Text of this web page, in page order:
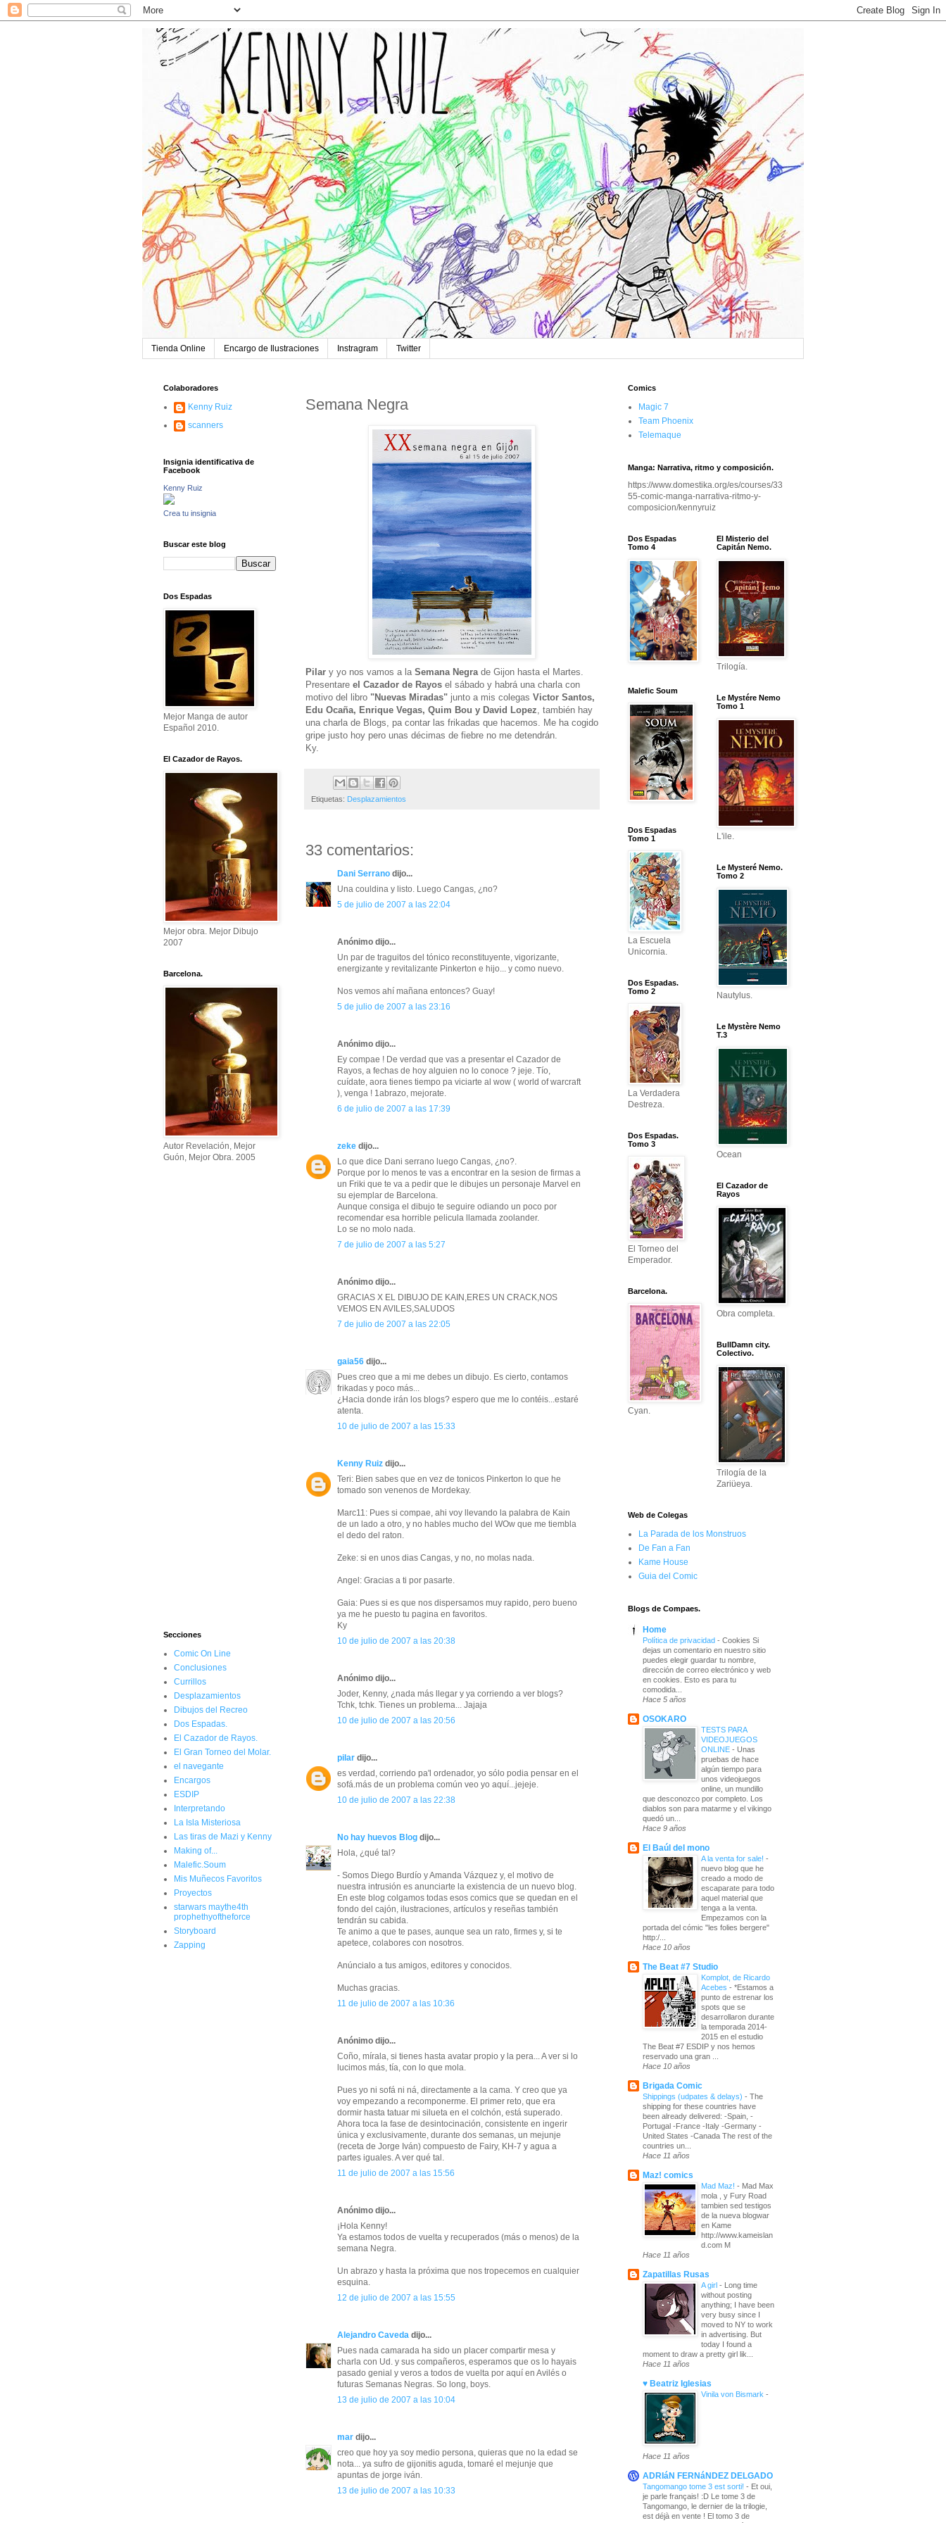
Tienda Online Encargo de Ilustraciones Instragram Twitter
Semana Negra
Pilar y yo nos vamos a la Semana Negrade Gijon hasta el Martes.
Presentare el Cazador de Rayos el sábado y habrá una charla con
motivo del libro "Nuevas Miradas" junto a mis colegas Victor Santos,
Edu Ocaña, Enrique Vegas, Quim Bou y David Lopez, también hay
una charla de Blogs, pa contar las frikadas que hacemos. Me ha cogido
gripe justo hoy pero unas décimas de fiebre no me detendrán.
Ky.
Etiquetas: Desplazamientos
33 comentarios:
Dani Serrano dijo...
Una couldina y listo. Luego Cangas, ¿no?
5 de julio de 2007 a las 22:04
Anónimo dijo...
Un par de traguitos del tónico reconstituyente, vigorizante,
energizante y revitalizante Pinkerton e hijo... y como nuevo.
Nos vemos ahí mañana entonces? Guay!
5 de julio de 2007 a las 23:16
Anónimo dijo...
Ey compae ! De verdad que vas a presentar el Cazador de
Rayos, a fechas de hoy alguien no lo conoce ? jeje. Tío,
cuídate, aora tienes tiempo pa viciarte al wow ( world of warcraft
), venga ! 1abrazo, mejorate.
6 de julio de 2007 a las 17:39
zeke dijo...
Lo que dice Dani serrano luego Cangas, ¿no?.
Porque por lo menos te vas a encontrar en la sesion de firmas a
un Friki que te va a pedir que le dibujes un personaje Marvel en
su ejemplar de Barcelona.
Aunque consiga el dibujo te seguire odiando un poco por
recomendar esa horrible pelicula llamada zoolander.
Lo se no molo nada.
7 de julio de 2007 a las 5:27
Anónimo dijo...
GRACIAS X EL DIBUJO DE KAIN,ERES UN CRACK,NOS
VEMOS EN AVILES,SALUDOS
7 de julio de 2007 a las 22:05
gaia56 dijo...
Pues creo que a mi me debes un dibujo. Es cierto, contamos
frikadas y poco más...
¿Hacia donde irán los blogs? espero que me lo contéis...estaré
atenta.
10 de julio de 2007 a las 15:33
Kenny Ruiz dijo...
Teri: Bien sabes que en vez de tonicos Pinkerton lo que he
tomado son venenos de Mordekay.
Marc11: Pues si compae, ahi voy llevando la palabra de Kain
de un lado a otro, y no hables mucho del WOw que me tiembla
el dedo del raton.
Zeke: si en unos dias Cangas, y no, no molas nada.
Angel: Gracias a ti por pasarte.
Gaia: Pues si es que nos dispersamos muy rapido, pero bueno
ya me he puesto tu pagina en favoritos.
Ky
10 de julio de 2007 a las 20:38
Anónimo dijo...
Joder, Kenny, ¿nada más llegar y ya corriendo a ver blogs?
Tchk, tchk. Tienes un problema... Jajaja
10 de julio de 2007 a las 20:56
pilar dijo...
es verdad, corriendo pa'l ordenador, yo sólo podia pensar en el
sofá.más de un problema común veo yo aquí...jejeje.
10 de julio de 2007 a las 22:38
No hay huevos Blog dijo...
Hola, ¿qué tal?
- Somos Diego Burdío y Amanda Vázquez y, el motivo de
nuestra intrusión es anunciarte la existencia de un nuevo blog.
En este blog colgamos todas esos comics que se quedan en el
fondo del cajón, ilustraciones, artículos y reseñas también
tendrán su cabida.
Te animo a que te pases, aunque sea un rato, firmes y, si te
apetece, colabores con nosotros.
Anúncialo a tus amigos, editores y conocidos.
Muchas gracias.
11 de julio de 2007 a las 10:36
Anónimo dijo...
Coño, mírala, si tienes hasta avatar propio y la pera... A ver si lo
lucimos más, tía, con lo que mola.
Pues yo ni sofá ni ná, directamente a la cama. Y creo que ya
voy empezando a recomponerme. El primer reto, que era
dormir hasta tatuar mi silueta en el colchón, está superado.
Ahora toca la fase de desintocinación, consistente en ingerir
única y exclusivamente, durante dos semanas, un mejunje
(receta de Jorge Iván) compuesto de Fairy, KH-7 y agua a
partes iguales. A ver qué tal.
11 de julio de 2007 a las 15:56
Anónimo dijo...
¡Hola Kenny!
Ya estamos todos de vuelta y recuperados (más o menos) de la
semana Negra.
Un abrazo y hasta la próxima que nos tropecemos en cualquier
esquina.
12 de julio de 2007 a las 15:55
Alejandro Caveda dijo...
Pues nada camarada ha sido un placer compartir mesa y
charla con Ud. y sus compañeros, esperamos que os lo hayais
pasado genial y veros a todos de vuelta por aquí en Avilés o
futuras Semanas Negras. So long, boys.
13 de julio de 2007 a las 10:04
mar dijo...
creo que hoy ya soy medio persona, quieras que no la edad se
nota... ya sufro de gijonitis aguda, tomaré el mejunje que
apuntas de jorge iván.
13 de julio de 2007 a las 10:33
Colaboradores
Kenny Ruiz
scanners
Insignia identificativa de
Facebook
Kenny Ruiz
Crea tu insignia
Buscar este blog
Dos Espadas
Mejor Manga de autor
Español 2010.
El Cazador de Rayos.
Mejor obra. Mejor Dibujo
2007
Barcelona.
Autor Revelación, Mejor
Guón, Mejor Obra. 2005
Secciones
Comic On Line
Conclusiones
Currillos
Desplazamientos
Dibujos del Recreo
Dos Espadas.
El Cazador de Rayos.
El Gran Torneo del Molar.
el navegante
Encargos
ESDIP
Interpretando
La Isla Misteriosa
Las tiras de Mazi y Kenny
Making of...
Malefic.Soum
Mis Muñecos Favoritos
Proyectos
starwars maythe4th
prophethyoftheforce
Storyboard
Zapping
Comics
Magic 7
Team Phoenix
Telemaque
Manga: Narrativa, ritmo y composición.
https://www.domestika.org/es/courses/33
55-comic-manga-narrativa-ritmo-y-
composicion/kennyruiz
Dos Espadas
Tomo 4
Malefic Soum
Dos Espadas
Tomo 1
La Escuela
Unicornia.
Dos Espadas.
Tomo 2
La Verdadera
Destreza.
Dos Espadas.
Tomo 3
El Torneo del
Emperador.
Barcelona.
Cyan.
El Misterio del
Capitán Nemo.
Trilogía.
Le Mystére Nemo
Tomo 1
L'ile.
Le Mysteré Nemo.
Tomo 2
Nautylus.
Le Mystère Nemo
T.3
Ocean
El Cazador de
Rayos
Obra completa.
BullDamn city.
Colectivo.
Trilogía de la
Zariüeya.
Web de Colegas
La Parada de los Monstruos
De Fan a Fan
Kame House
Guia del Comic
Blogs de Compaes.
Home
Política de privacidad - Cookies Si
dejas un comentario en nuestro sitio
puedes elegir guardar tu nombre,
dirección de correo electrónico y web
en cookies. Esto es para tu
comodida...
Hace 5 años
OSOKARO
TESTS PARA
VIDEOJUEGOS
ONLINE - Unas
pruebas de hace
algún tiempo para
unos videojuegos
online, un mundillo
que desconozco por completo. Los
diablos son para matarme y el vikingo
quedó un...
Hace 9 años
El Baúl del mono
A la venta for sale! -
nuevo blog que he
creado a modo de
escaparate para todo
aquel material que
tenga a la venta.
Empezamos con la
portada del cómic "les folies bergere"
http:/...
Hace 10 años
The Beat #7 Studio
Komplot, de Ricardo
Acebes - *Estamos a
punto de estrenar los
spots que se
desarrollaron durante
la temporada 2014-
2015 en el estudio
The Beat #7 ESDIP y nos hemos
reservado una gran ...
Hace 10 años
Brigada Comic
Shippings (udpates & delays) - The
shipping for these countries have
been already delivered: -Spain, -
Portugal -France -Italy -Germany -
United States -Canada The rest of the
countries un...
Hace 11 años
Maz! comics
Mad Maz! - Mad Max
mola , y Fury Road
tambien sed testigos
de la nueva blogwar
en Kame
http://www.kameislan
d.com M
Hace 11 años
Zapatillas Rusas
A girl -
Long time
without posting
anything; I have been
very busy since I
moved to NY to work
in advertising. But
today I found a
moment to draw a pretty girl lik...
Hace 11 años
♥ Beatriz Iglesias
Vinila von Bismark -
Hace 11 años
ADRIáN FERNáNDEZ DELGADO
Tangomango tome 3 est sorti! - Et oui,
je parle français! :D Le tome 3 de
Tangomango, le dernier de la trilogie,
est déjà en vente ! El tomo 3 de